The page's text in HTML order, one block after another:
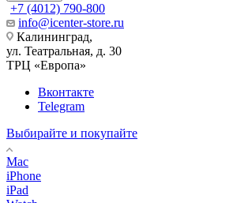
+7 (4012) 790-800
info@icenter-store.ru
Калининград,
ул. Театральная, д. 30
ТРЦ «Европа»
Вконтакте
Telegram
Выбирайте и покупайте
Mac
iPhone
iPad